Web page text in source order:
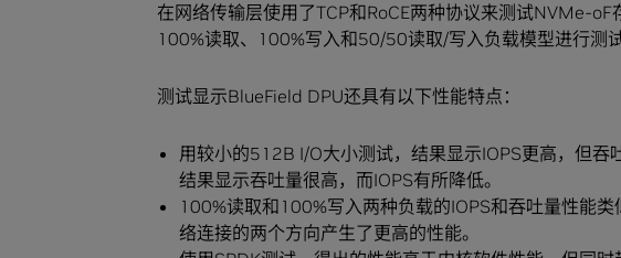
在网络传输层使用了TCP和RoCE两种协议来测试NVMe-
100%读取、100%写入和50/50读取/写入负载模型进行测试
测试显示BlueField DPU还具有以下性能特点：
用较小的512B I/O大小测试，结果显示IOPS更高，但吞
结果显示吞吐量很高，而IOPS有所降低。
100%读取和100%写入两种负载的IOPS和吞吐量性能
络连接的两个方向产生了更高的性能。